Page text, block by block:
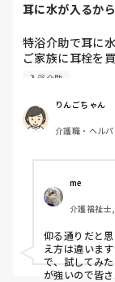
耳に水が入るか
特浴介助で耳に
ご家族に耳栓を
どう思われますか
思ったのですが
また洗髪後どう
て欲しいと言わ
耳栓の管理も大
かと）、皆さん
入浴介助
りんごちゃん
介護職・ヘル
me
介護福祉
仰る通りだと
え方は違いま
で、試してみ
が強いので皆